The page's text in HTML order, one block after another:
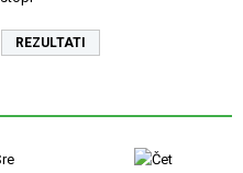
REZULTATI